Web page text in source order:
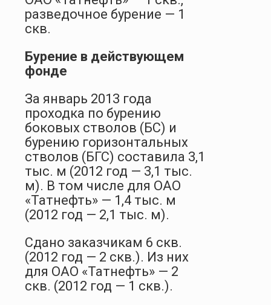
разведочное бурение — 1
скв.
Бурение в действующем
фонде
За январь 2013 года
проходка по бурению
боковых стволов (БС) и
бурению горизонтальных
стволов (БГС) составила 3,1
тыс. м (2012 год — 3,1 тыс.
м). В том числе для ОАО
«Татнефть» — 1,4 тыс. м
(2012 год — 2,1 тыс. м).
Сдано заказчикам 6 скв.
(2012 год — 2 скв.). Из них
для ОАО «Татнефть» — 2
скв. (2012 год — 1 скв.).